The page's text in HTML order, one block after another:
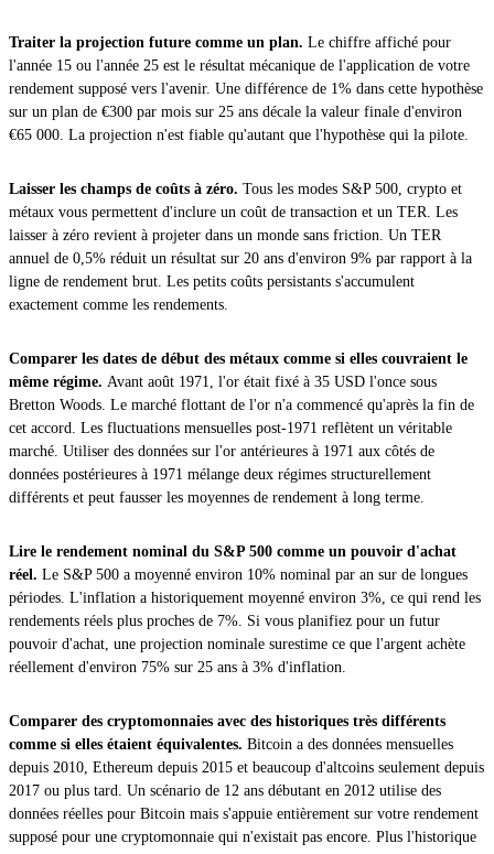
Traiter la projection future comme un plan. Le chiffre affiché pour
l'année 15 ou l'année 25 est le résultat mécanique de l'application de votre
rendement supposé vers l'avenir. Une différence de 1% dans cette hypothèse
sur un plan de €300 par mois sur 25 ans décale la valeur finale d'environ
€65 000. La projection n'est fiable qu'autant que l'hypothèse qui la pilote.
Laisser les champs de coûts à zéro. Tous les modes S&P 500, crypto et
métaux vous permettent d'inclure un coût de transaction et un TER. Les
laisser à zéro revient à projeter dans un monde sans friction. Un TER
annuel de 0,5% réduit un résultat sur 20 ans d'environ 9% par rapport à la
ligne de rendement brut. Les petits coûts persistants s'accumulent
exactement comme les rendements.
Comparer les dates de début des métaux comme si elles couvraient le
même régime. Avant août 1971, l'or était fixé à 35 USD l'once sous
Bretton Woods. Le marché flottant de l'or n'a commencé qu'après la fin de
cet accord. Les fluctuations mensuelles post-1971 reflètent un véritable
marché. Utiliser des données sur l'or antérieures à 1971 aux côtés de
données postérieures à 1971 mélange deux régimes structurellement
différents et peut fausser les moyennes de rendement à long terme.
Lire le rendement nominal du S&P 500 comme un pouvoir d'achat
réel. Le S&P 500 a moyenné environ 10% nominal par an sur de longues
périodes. L'inflation a historiquement moyenné environ 3%, ce qui rend les
rendements réels plus proches de 7%. Si vous planifiez pour un futur
pouvoir d'achat, une projection nominale surestime ce que l'argent achète
réellement d'environ 75% sur 25 ans à 3% d'inflation.
Comparer des cryptomonnaies avec des historiques très différents
comme si elles étaient équivalentes. Bitcoin a des données mensuelles
depuis 2010, Ethereum depuis 2015 et beaucoup d'altcoins seulement depuis
2017 ou plus tard. Un scénario de 12 ans débutant en 2012 utilise des
données réelles pour Bitcoin mais s'appuie entièrement sur votre rendement
supposé pour une cryptomonnaie qui n'existait pas encore. Plus l'historique